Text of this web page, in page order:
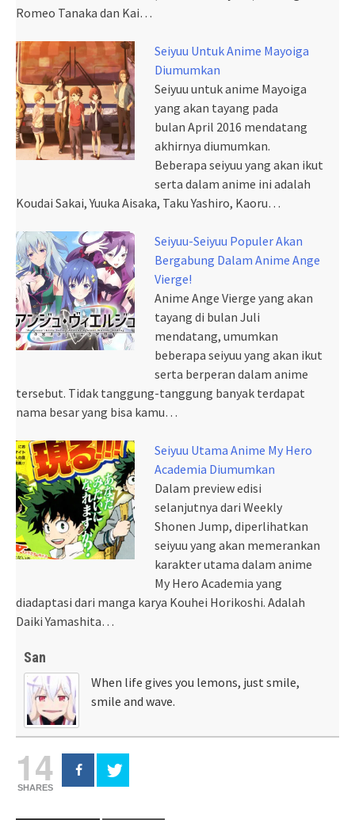
Romeo Tanaka dan Kai…
Seiyuu Untuk Anime Mayoiga
Diumumkan
Seiyuu untuk anime Mayoiga
yang akan tayang pada
bulan April 2016 mendatang
akhirnya diumumkan.
Beberapa seiyuu yang akan ikut
serta dalam anime ini adalah
Koudai Sakai, Yuuka Aisaka, Taku Yashiro, Kaoru…
Seiyuu-Seiyuu Populer Akan
Bergabung Dalam Anime Ange
Vierge!
Anime Ange Vierge yang akan
tayang di bulan Juli
mendatang, umumkan
beberapa seiyuu yang akan ikut
serta berperan dalam anime
tersebut. Tidak tanggung-tanggung banyak terdapat
nama besar yang bisa kamu…
Seiyuu Utama Anime My Hero
Academia Diumumkan
Dalam preview edisi
selanjutnya dari Weekly
Shonen Jump, diperlihatkan
seiyuu yang akan memerankan
karakter utama dalam anime
My Hero Academia yang
diadaptasi dari manga karya Kouhei Horikoshi. Adalah
Daiki Yamashita…
San
When life gives you lemons, just smile,
smile and wave.
14
SHARES